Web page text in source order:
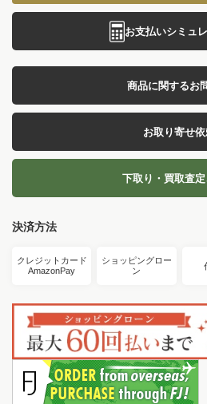
お支払いシミュ
商品に関するお
お取り寄せ
下取り・買取査
決済方法
クレジットカード
AmazonPay
ショッピングロー
ン